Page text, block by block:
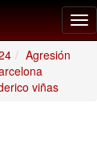
Agresión
viñas